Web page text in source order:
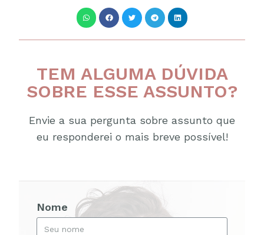
TEM ALGUMA DÚVIDA
SOBRE ESSE ASSUNTO?
Envie a sua pergunta sobre assunto que
eu responderei o mais breve possível!
Nome